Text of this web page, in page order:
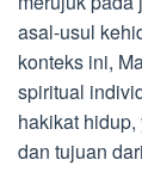
asal-usul
konteks ini,
spiritual
hakikat
dan tujuan